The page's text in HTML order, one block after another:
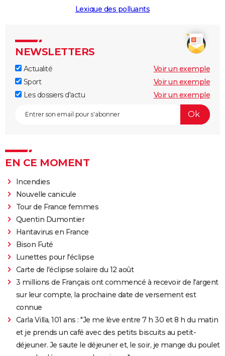
Lexique des polluants
NEWSLETTERS
Actualité
Voir un exemple
Sport
Voir un exemple
Les dossiers d'actu
Voir un exemple
EN CE MOMENT
Incendies
Nouvelle canicule
Tour de France femmes
Quentin Dumontier
Hantavirus en France
Bison Futé
Lunettes pour l'éclipse
Carte de l'éclipse solaire du 12 août
3 millions de Français ont commencé à recevoir de l'argent
sur leur compte, la prochaine date de versement est
connue
Carla Villa, 101 ans : "Je me lève entre 7 h 30 et 8 h du matin
et je prends un café avec des petits biscuits au petit-
déjeuner. Je saute le déjeuner et, le soir, je mange du poulet